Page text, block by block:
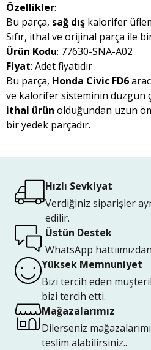
Özellikler:
Bu parça, sağ dış kalorifer
Sıfır, ithal ve orijinal parça ile
Ürün Kodu: 77630-SNA-A02
Fiyat: Adet fiyatıdır
Bu parça, Honda Civic FD6
ve kalorifer sisteminin düzgün
ithal ürün olduğundan uzun
bir yedek parçadır.
Hızlı Sevkiyat
Verdiğiniz siparişler
edilir.
Üstün Destek
WhatsApp
Yüksek Memnuniyet
Bizi tercih eden
bizi tercih etti.
Mağazalarımız
Dilerseniz
teslim alabilirsiniz..